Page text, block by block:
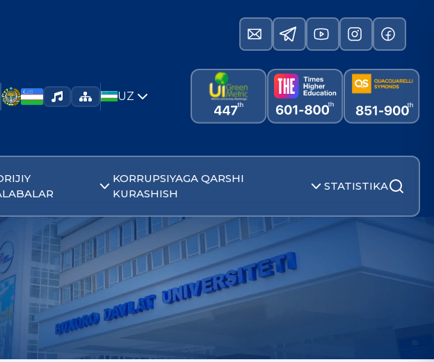
UZ
KORRUPSIYAGA QARSHI
KURASHISH
STATISTIKA